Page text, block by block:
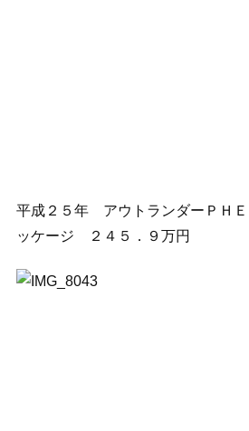
平成２５年 アウトランダーＰＨ
ッケージ ２４５．９万円